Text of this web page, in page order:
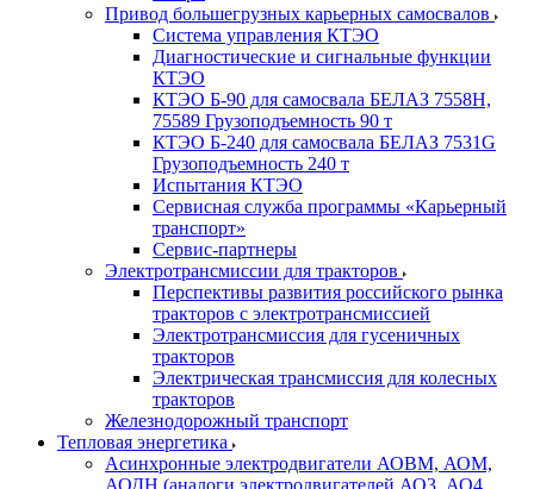
Привод большегрузных карьерных самосвалов
Система управления КТЭО
Диагностические и сигнальные функции
КТЭО
КТЭО Б-90 для самосвала БЕЛАЗ 7558H,
75589 Грузоподъемность 90 т
КТЭО Б-240 для самосвала БЕЛАЗ 7531G
Грузоподъемность 240 т
Испытания КТЭО
Сервисная служба программы «Карьерный
транспорт»
Сервис-партнеры
Электротрансмиссии для тракторов
Перспективы развития российского рынка
тракторов с электротрансмиссией
Электротрансмиссия для гусеничных
тракторов
Электрическая трансмиссия для колесных
тракторов
Железнодорожный транспорт
Тепловая энергетика
Асинхронные электродвигатели АОВМ, АОМ,
АОДН (аналоги электродвигателей АО3, АО4,